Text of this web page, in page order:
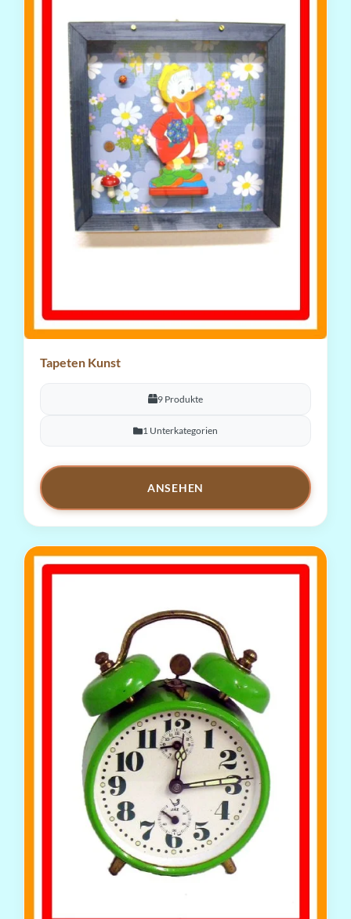
Tapeten Kunst
9 Produkte
1 Unterkategorien
ANSEHEN